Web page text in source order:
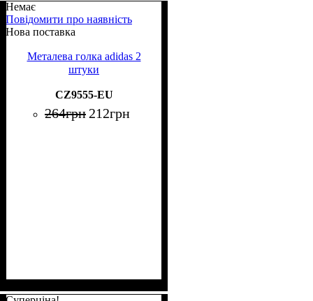
Немає
Повідомити про наявність
Нова поставка
Металева голка adidas 2
штуки
CZ9555-EU
264грн 212грн